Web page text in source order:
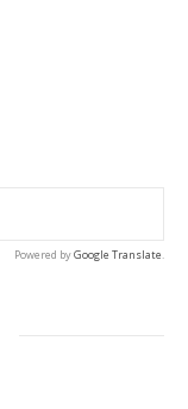
Powered byGoogle Translate.